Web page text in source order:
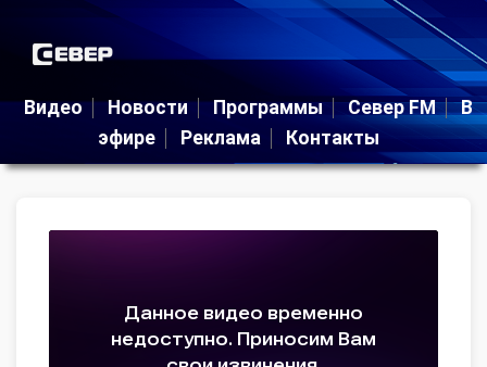
Видео Новости Программы Север FM
В
эфире
Реклама Контакты